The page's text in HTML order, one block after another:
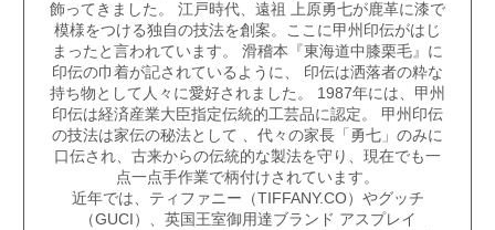
飾ってきました。 江戸時代、遠祖 上原勇七が鹿革に漆で
模様をつける独自の技法を創案。ここに甲州印伝がはじ
まったと言われています。 滑稽本『東海道中膝栗毛』に
印伝の巾着が記されているように、 印伝は洒落者の粋な
持ち物として人々に愛好されました。 1987年には、 甲州
印伝は経済産業大臣指定伝統的工芸品に認定。 甲州印伝
の技法は家伝の秘法として 、代々の家長「勇七」のみに
口伝され、古来からの伝統的な製法を守り、現在でも一
点一点手作業で柄付けされています。
近年では、ティファニー（TIFFANY.CO）やグッチ
（GUCI）、英国王室御用達ブランド アスプレイ